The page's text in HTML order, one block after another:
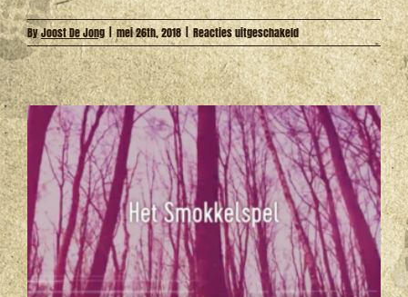
ByJoost De Jong mei 26th, 2018 | Reacties uitgeschakeldvoor
2018
Scouts
Opkomst
26
mei
2018